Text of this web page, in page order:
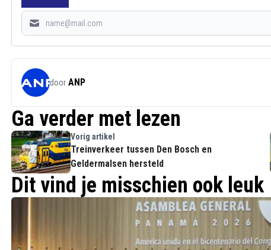
door ANP
Ga verder met lezen
Vorig artikel
Treinverkeer tussen Den Bosch en
Geldermalsen hersteld
Dit vind je misschien ook leuk